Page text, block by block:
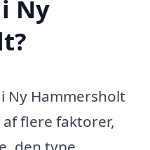
Ny
Ny Hammersholt
flere faktorer,